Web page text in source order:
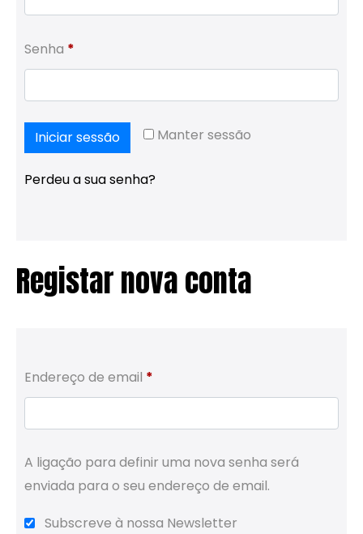
Senha *
Manter sessão
Iniciar sessão
Perdeu a sua senha?
Registar nova conta
Endereço de email *
A ligação para definir uma nova senha será
enviada para o seu endereço de email.
Subscreve à nossa Newsletter